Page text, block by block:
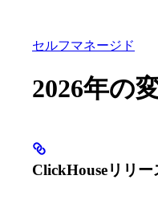
セルフマネージド
2026年の
ClickHouseリリー